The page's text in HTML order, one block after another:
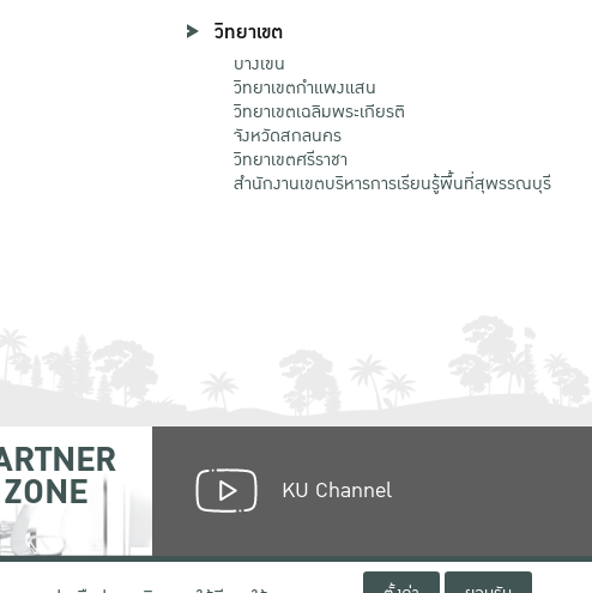
วิทยาเขต
บางเขน
วิทยาเขตกําแพงแสน
วิทยาเขตเฉลิมพระเกียรติ
จังหวัดสกลนคร
วิทยาเขตศรีราชา
สำนักงานเขตบริหารการเรียนรู้พื้นที่สุพรรณบุรี
ZONE KU Channel